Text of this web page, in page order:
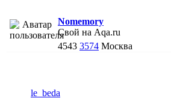
Nomemory
Свой на Aqa.ru
4543 3574 Москва
le_beda